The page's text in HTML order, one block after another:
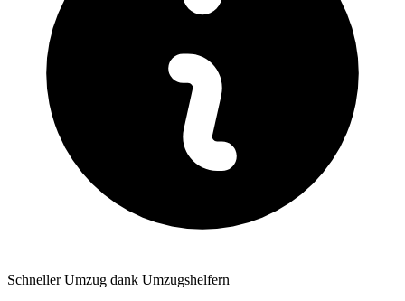
Schneller Umzug dank Umzugshelfern